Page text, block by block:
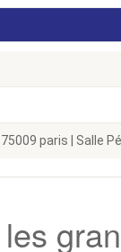
paris | Salle